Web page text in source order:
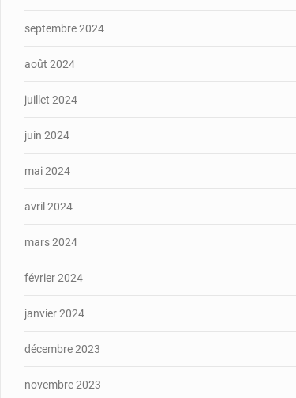
septembre 2024
août 2024
juillet 2024
juin 2024
mai 2024
avril 2024
mars 2024
février 2024
janvier 2024
décembre 2023
novembre 2023